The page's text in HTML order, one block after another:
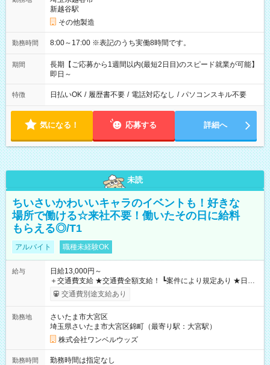
新越谷駅
その他製造
勤務時間 8:00～17:00 ※表記のうち実働8時間です。
期間
長期【ご応募から1週間以内(最短2日目)のスピード就業が可能】
即日～
特徴 日払いOK / 履歴書不要 / 電話対応なし / パソコンスキル不要
気になる！ 応募する 詳細へ
未読
ちいさいかわいいキャラのイベントも！好きな
場所で働ける☆来社不要！働いたその日に給料
もらえる◎/T1
アルバイト 職種未経験OK
給与
日給13,000円～
＋交通費支給 ★交通費全額支給！ ┗案件により規定あり ★日払
いOK！（規定あり） ┗働いたその日に現金GET♪ お仕事後はコ
ンビニATMから 日払い分を引き落とせます！ 【試用期間】試
交通費別途支給あり
勤務地
さいたま市大宮区
埼玉県さいたま市大宮区錦町（最寄り駅：大宮駅）
株式会社ワンベルウッズ
勤務時間
勤務時間は指定なし